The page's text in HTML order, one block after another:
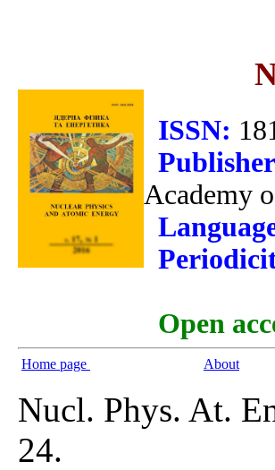
ISSN:
Academy
Open
Home page About
Nucl. Phys. At.
24.